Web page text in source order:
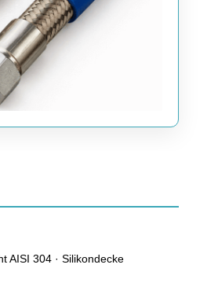
AISI 304 · Silikondecke